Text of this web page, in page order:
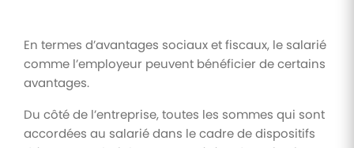
En termes d’avantages sociaux et fiscaux, le salarié
comme l’employeur peuvent bénéficier de certains
avantages.
Du côté de l’entreprise, toutes les sommes qui sont
accordées au salarié dans le cadre de dispositifs